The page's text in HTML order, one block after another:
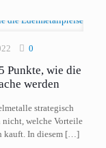
0
Punkte, wie die
werden
strategisch
nicht, welche Vorteile
kauft. In diesem […]